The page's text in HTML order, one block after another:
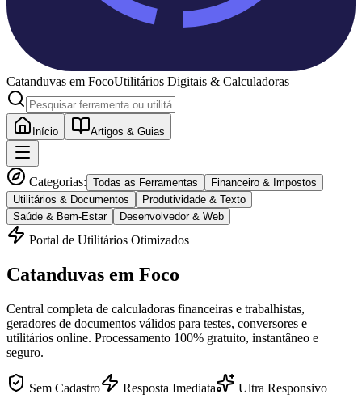
Catanduvas em FocoUtilitários Digitais & Calculadoras
Início Artigos & Guias
Categorias: Todas as Ferramentas
Financeiro & Impostos
Utilitários & Documentos
Produtividade & Texto
Saúde & Bem-Estar
Desenvolvedor & Web
Portal de Utilitários Otimizados
Catanduvas em Foco
Central completa de calculadoras financeiras e trabalhistas,
geradores de documentos válidos para testes, conversores e
utilitários online. Processamento 100% gratuito, instantâneo e
seguro.
Sem Cadastro Resposta Imediata Ultra Responsivo